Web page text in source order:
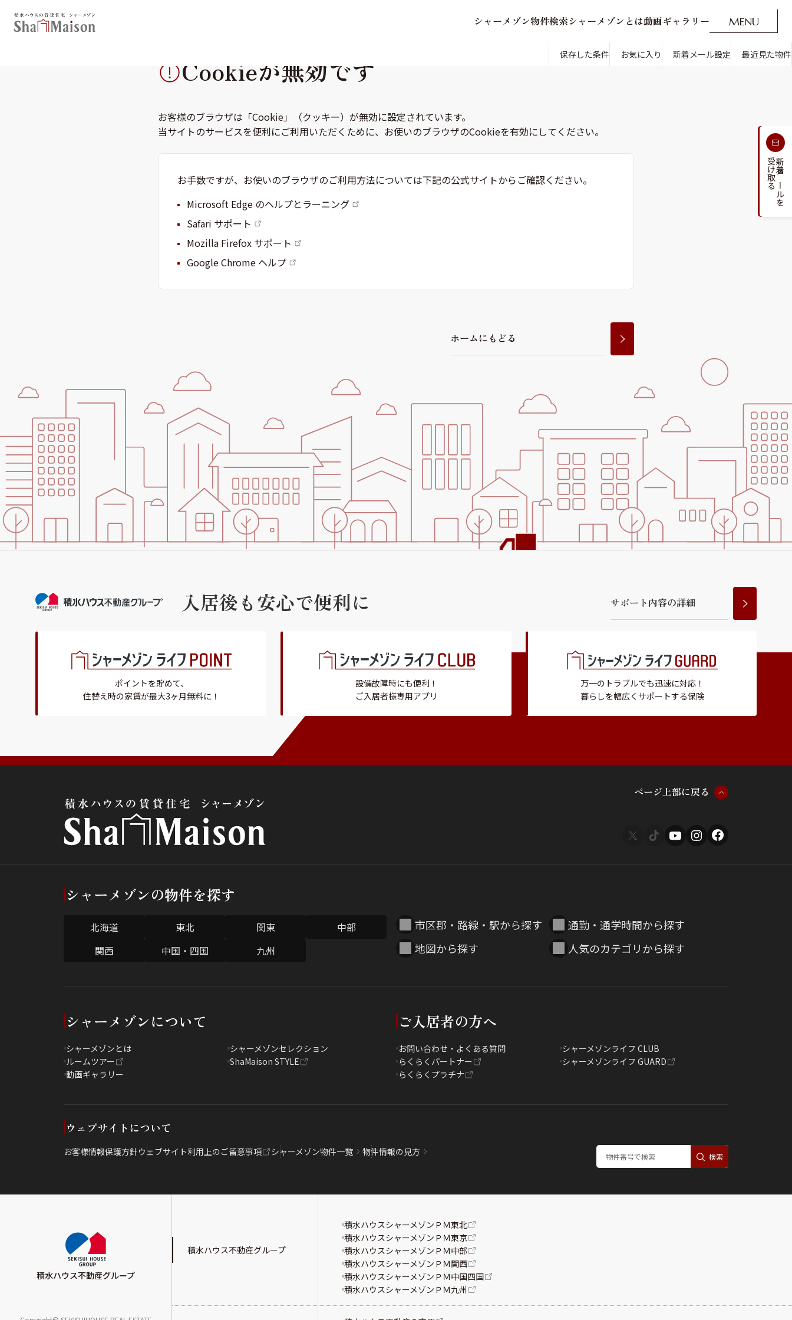
シ ャーメ ゾン物件検索シ ャーメ ゾン とは動画ギャ ラ リ ー MENU
O
新着メール設定 最近見た物件 CLOSE
東北 関東
中部
動画ギャラリー ShaMaison STYLE
自立型サービス付き・シニア向け
お問い合わせ・よくある質問
シャーメゾンライフ CLUB
らくらくパートナー
シャーメゾンライフ GUARD
らくらくプラチナ
新着メールを
受け取る
保存した条件 お気に入り 新着メール設定 最近見た物件
Cookieが無効です
お客様のブラウザは「Cookie」（クッキー）が無効に設定されています。
当サイトのサービスを便利にご利用いただくために、お使いのブラウザのCookieを有効にしてください。
お手数ですが、お使いのブラウザのご利用方法については下記の公式サイトからご確認ください。
Microsoft Edge のヘルプとラーニング
Safari サポート
Mozilla Firefox サポート
Google Chrome ヘルプ
ホームに も どる
入居後も安心で便利に サポー ト内容の詳細
ポイントを貯めて、
住替え時の家賃が最大3ヶ月無料に！
設備故障時にも便利！
ご入居者様専用アプリ
万一のトラブルでも迅速に対応！
暮らしを幅広くサポートする保険
ページ上部に戻る
シャーメゾンの物件を探す
北海道 東北 関東
中部
関西
中国・四国 九州
市区郡・路線・駅から探す
通勤・通学時間から探す
地図から探す
人気のカテゴリから探す
シャーメゾンについて
シャーメゾンとは
シャーメゾンセレクション
ルームツアー
ShaMaison STYLE
動画ギャラリー
ご入居者の方へ
お問い合わせ・よくある質問
シャーメゾンライフ CLUB
らくらくパートナー
シャーメゾンライフ GUARD
らくらくプラチナ
ウェブサイトについて
お客様情報保護方針ウェブサイト利用上のご留意事項 シャーメゾン物件一覧 物件情報の見方
積水ハウス不動産グループ
積水ハウス不動産グループ
積水ハウスシャーメゾンＰＭ東北
積水ハウスシャーメゾンＰＭ東京
積水ハウスシャーメゾンＰＭ中部
積水ハウスシャーメゾンＰＭ関西
積水ハウスシャーメゾンＰＭ中国四国
積水ハウスシャーメゾンＰＭ九州